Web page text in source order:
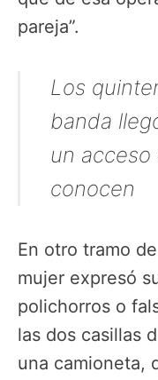
pareja”.
Los
banda
un acceso
conocen
En otro tramo
mujer expresó
polichorros o
las dos casillas
una camioneta,